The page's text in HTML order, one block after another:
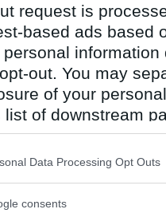
request is
based ads based
personal
out. You may
of your
list of downstream
disclosed by us
Participants
note that this
Data Processing Opt Outs
consents
längre
Ondska